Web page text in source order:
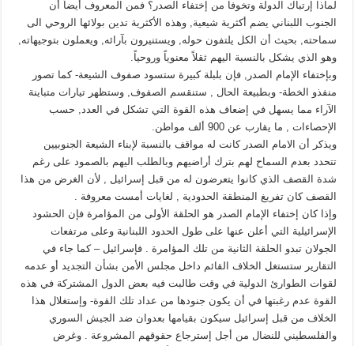
لماذا إرتباك الدولة وتخوفا من إختفاء الصدر؟ فمن المعروف أيضاً أن
الجنوب اللبناني يضم أكثرية شيعية, وهذه الأكثرية تدين بولائها الروحي الى
سماحته, بحيث أن الكل يلتفون حوله, ويستنيرون بآرائه, ويعملون بتوجيهاته,
وهو الذي يشكل بالنسبة اليهم ثقلاً معنوياً وروحياً.
وبإختفاء الإمام الصدر, فإن بلبلة كبيرة ستسود صفوف الشيعة- كما تصور
منفذو الخطة- وبطبيعة الحال , ستنقسم الصفوف, وستظهر تيارات متباينة
الآراء مما يسهل في إضعاف هذه القوة التي تشكل في العدد, حسب
الإحصاءات , ما يقارب عن 900 ألف مواطن.
ويذكر أن الامام الصدر كانت له مواقف بالنسبة لإبناء الشيعة الجنوبيين
تتحدد بعدم السماح لهم بترك أراضيهم وبالطلب اليهم بالصمود على رغم
شدة القصف الذي كانوا يتعرضون له من قبل إسرائيل , لأن الغرض من هذا
القصف كان تفريغ المنطقة الحدودية , لغايات أمست معروفة .
وإذا كان إختفاء الإمام الصدر هو الحلقة الأولى من المؤامرة فإن الحشود
الإسرائيلية التي أعلن عنها على طول الحدود اللبنانية وعلى مرتفعات
الجولان تبدو الحلقة الثانية من تلك المؤامرة . فإسرائيل – كما جاء في
التقارير ستستغل الخلاف القائم داخل مجلس الأمن بشأن التجديد أو عدمه
لقوات الطوارئ الدولية في وقت طالبت فيه بعض الدول المشتركة في هذه
القوة عدم رغبتها في أن يكون جنودها من عداد تلك القوة- وإستغلال هذا
الخلاف من قبل إسرائيل سيكون بقيامها بعدوان ضد الجيش السوري
والفلسطيني للنضال من أجل إسترجاع حقوقهم المشروعة . وغرض